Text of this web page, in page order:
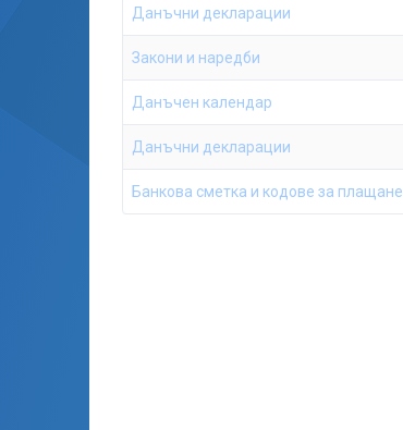
Данъчни декларации
Закони и наредби
Данъчен календар
Данъчни декларации
Банкова сметка и кодове за плащане